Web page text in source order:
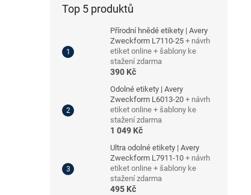
Top 5 produktů
Přírodní hnědé etikety | Avery
Zweckform L7110-25 + návrh
etiket online + šablony ke
stažení zdarma
390 Kč
Odolné etikety | Avery
Zweckform L6013-20 + návrh
etiket online + šablony ke
stažení zdarma
1 049 Kč
Ultra odolné etikety | Avery
Zweckform L7911-10 + návrh
etiket online + šablony ke
stažení zdarma
495 Kč